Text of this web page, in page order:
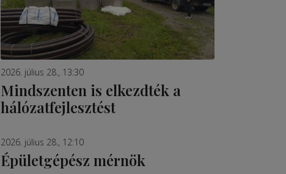
2026. július 28., 13:30
Mindszenten is elkezdték a
hálózatfejlesztést
2026. július 28., 12:10
Épületgépész mérnök